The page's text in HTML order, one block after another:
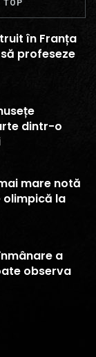
TOP
în Franța
profeseze
dintr-o
mare notă
olimpică la
a
observa